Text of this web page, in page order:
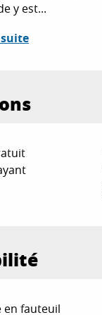
y est...
en fauteuil